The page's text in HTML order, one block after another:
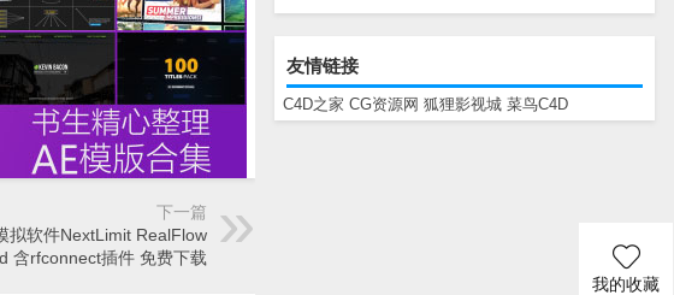
友情链接
C4D之家 CG资源网 狐狸影视城 菜鸟C4D
下一篇
拟软件NextLimit RealFlow
含rfconnect插件 免费下载
我的收藏